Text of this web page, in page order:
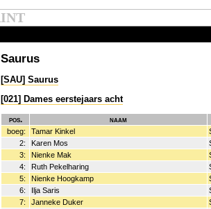
Saurus
[SAU] Saurus
[021] Dames eerstejaars acht
pos. naam
boeg: Tamar Kinkel
2:
Karen Mos
3:
Nienke Mak
4:
Ruth Pekelharing
5:
Nienke Hoogkamp
6:
Ilja Saris
7:
Janneke Duker